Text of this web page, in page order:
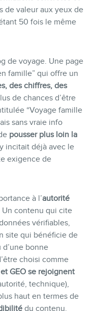
de valeur aux yeux de
50 fois le même
de voyage. Une page
famille” qui offre un
des chiffres, des
de chances d’être
“Voyage famille
sans vraie info
pousser plus loin la
incitait déjà avec le
exigence de
à l’autorité
Un contenu qui cite
vérifiables,
site qui bénéficie de
bonne
choisi comme
et GEO se rejoignent
technique),
haut en termes de
du contenu.